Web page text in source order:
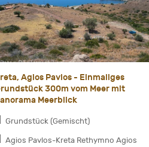
Agios Pavlos - Einmaliges
300m vom Meer mit
Meerblick
Grundstück (Gemischt)
Agios Pavlos-Kreta Rethymno Agios